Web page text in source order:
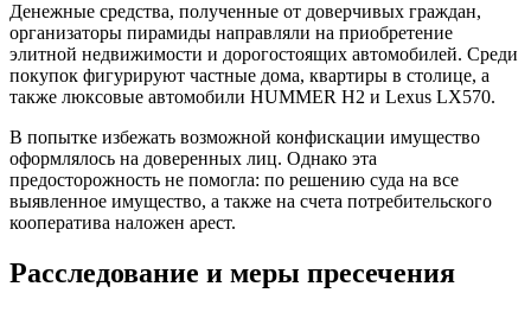
Денежные средства, полученные от доверчивых граждан,
организаторы пирамиды направляли на приобретение
элитной недвижимости и дорогостоящих автомобилей. Среди
покупок фигурируют частные дома, квартиры в столице, а
также люксовые автомобили HUMMER H2 и Lexus LX570.
В попытке избежать возможной конфискации имущество
оформлялось на доверенных лиц. Однако эта
предосторожность не помогла: по решению суда на все
выявленное имущество, а также на счета потребительского
кооператива наложен арест.
Расследование и меры пресечения